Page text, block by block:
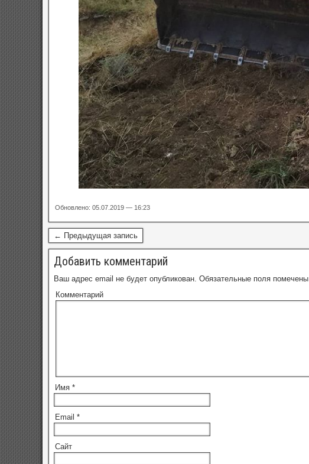
Обновлено: 05.07.2019 — 16:23
← Предыдущая запись
Добавить комментарий
Ваш адрес email не будет опубликован. Обязательные поля помечены
Комментарий
Имя *
Email *
Сайт